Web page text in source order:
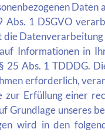
Daten
1 DSGVO
Informationen in
Abs. 1 TDDDG.
erforderlich,
Erfüllung einer
unseres
wird in den